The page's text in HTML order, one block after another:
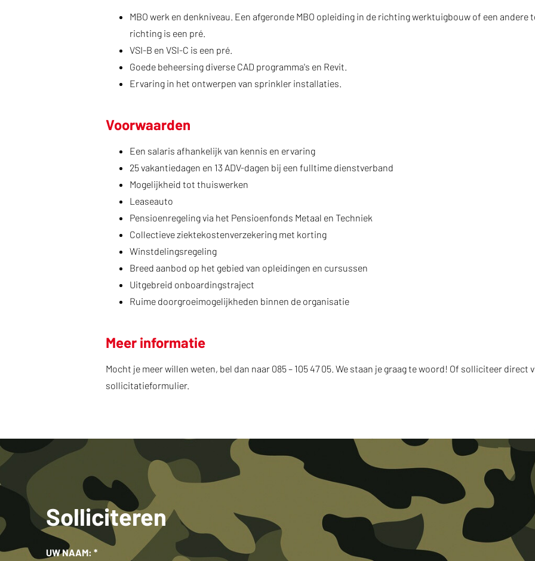
MBO werk en denkniveau. Een afgeronde MBO opleiding in de richting werktuigbouw of een andere
richting is een pré.
VSI-B en VSI-C is een pré.
Goede beheersing diverse CAD programma's en Revit.
Ervaring in het ontwerpen van sprinkler installaties.
Voorwaarden
Een salaris afhankelijk van kennis en ervaring
25 vakantiedagen en 13 ADV-dagen bij een fulltime dienstverband
Mogelijkheid tot thuiswerken
Leaseauto
Pensioenregeling via het Pensioenfonds Metaal en Techniek
Collectieve ziektekostenverzekering met korting
Winstdelingsregeling
Breed aanbod op het gebied van opleidingen en cursussen
Uitgebreid onboardingstraject
Ruime doorgroeimogelijkheden binnen de organisatie
Meer informatie
Mocht je meer willen weten, bel dan naar 085 – 105 47 05. We staan je graag te woord! Of solliciteer direct
sollicitatieformulier.
Solliciteren
UW NAAM: *